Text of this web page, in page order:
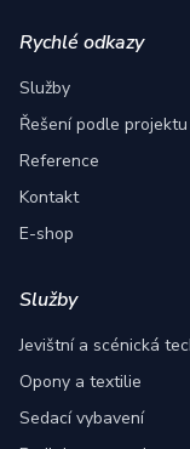
Rychlé odkazy
Služby
Řešení podle projektu
Reference
Kontakt
E-shop
Služby
Jevištní a scénická
Opony a textilie
Sedací vybavení